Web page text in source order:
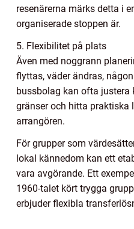
resenärerna märks detta i
organiserade stoppen är.
5. Flexibilitet på plats
Även med noggrann
flyttas, väder ändras,
bussbolag kan ofta justera
gränser och hitta
arrangören.
För grupper som
lokal kännedom kan ett
vara avgörande. Ett
1960-talet kört trygga
erbjuder flexibla